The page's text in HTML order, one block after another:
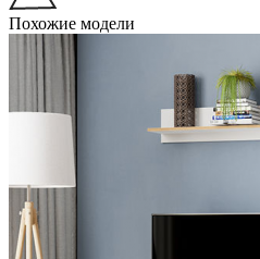
Похожие модели